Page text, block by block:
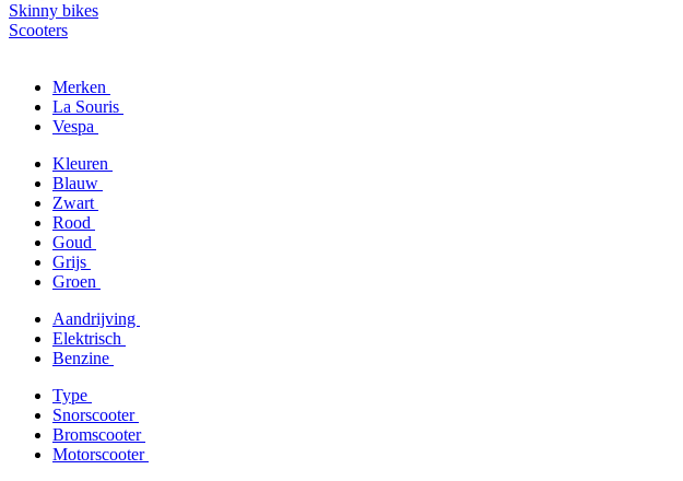
Skinny bikes
Scooters
Merken
La Souris
Vespa
Kleuren
Blauw
Zwart
Rood
Goud
Grijs
Groen
Aandrijving
Elektrisch
Benzine
Type
Snorscooter
Bromscooter
Motorscooter